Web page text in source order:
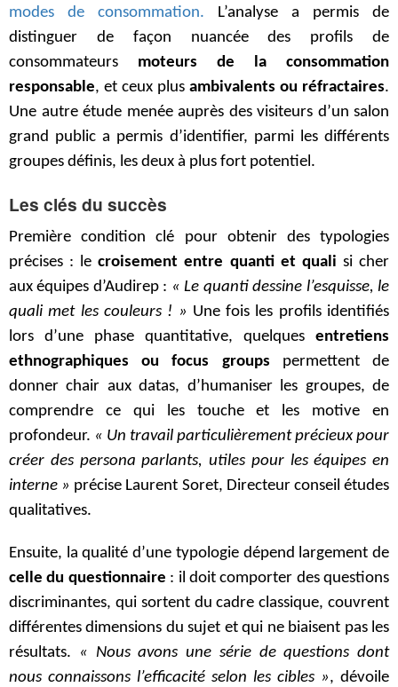
modes de consommation. L’analyse a permis de
distinguer de façon nuancée des profils de
consommateurs moteurs de la consommation
responsable, et ceux plus ambivalents ou réfractaires.
Une autre étude menée auprès des visiteurs d’un salon
grand public a permis d’identifier, parmi les différents
groupes définis, les deux à plus fort potentiel.
Les clés du succès
Première condition clé pour obtenir des typologies
précises : lecroisement entre quanti et quali si cher
aux équipes d’Audirep : « Le quanti dessine l’esquisse, le
quali met les couleurs ! » Une fois les profils identifiés
lors d’une phase quantitative, quelques entretiens
ethnographiques ou focus groups permettent de
donner chair aux datas, d’humaniser les groupes, de
comprendre ce qui les touche et les motive en
profondeur. « Un travail particulièrement précieux pour
créer des persona parlants, utiles pour les équipes en
interne » précise Laurent Soret, Directeur conseil études
qualitatives.
Ensuite, la qualité d’une typologie dépend largement de
celle du questionnaire : il doit comporter des questions
discriminantes, qui sortent du cadre classique, couvrent
différentes dimensions du sujet et qui ne biaisent pas les
résultats.
« Nous avons une série de questions dont
nous connaissons l’efficacité selon les cibles », dévoile